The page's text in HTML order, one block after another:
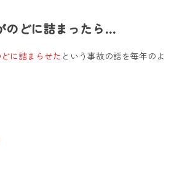
のどに詰まったら…
に詰まらせた という事故の話を毎年のよ